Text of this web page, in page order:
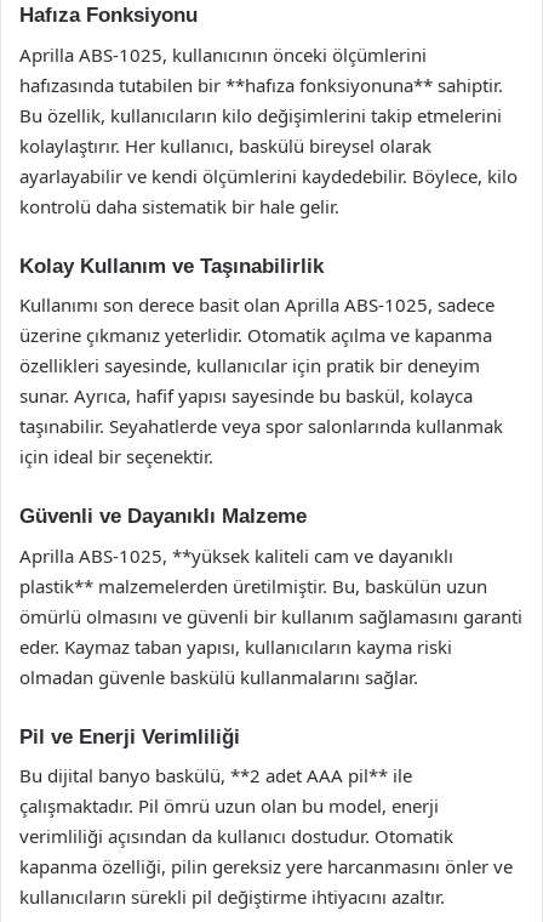
Hafıza Fonksiyonu
Aprilla ABS-1025, kullanıcının önceki ölçümlerini
hafızasında tutabilen bir **hafıza fonksiyonuna** sahiptir.
Bu özellik, kullanıcıların kilo değişimlerini takip etmelerini
kolaylaştırır. Her kullanıcı, baskülü bireysel olarak
ayarlayabilir ve kendi ölçümlerini kaydedebilir. Böylece, kilo
kontrolü daha sistematik bir hale gelir.
Kolay Kullanım ve Taşınabilirlik
Kullanımı son derece basit olan Aprilla ABS-1025, sadece
üzerine çıkmanız yeterlidir. Otomatik açılma ve kapanma
özellikleri sayesinde, kullanıcılar için pratik bir deneyim
sunar. Ayrıca, hafif yapısı sayesinde bu baskül, kolayca
taşınabilir. Seyahatlerde veya spor salonlarında kullanmak
için ideal bir seçenektir.
Güvenli ve Dayanıklı Malzeme
Aprilla ABS-1025, **yüksek kaliteli cam ve dayanıklı
plastik** malzemelerden üretilmiştir. Bu, baskülün uzun
ömürlü olmasını ve güvenli bir kullanım sağlamasını garanti
eder. Kaymaz taban yapısı, kullanıcıların kayma riski
olmadan güvenle baskülü kullanmalarını sağlar.
Pil ve Enerji Verimliliği
Bu dijital banyo baskülü, **2 adet AAA pil** ile
çalışmaktadır. Pil ömrü uzun olan bu model, enerji
verimliliği açısından da kullanıcı dostudur. Otomatik
kapanma özelliği, pilin gereksiz yere harcanmasını önler ve
kullanıcıların sürekli pil değiştirme ihtiyacını azaltır.